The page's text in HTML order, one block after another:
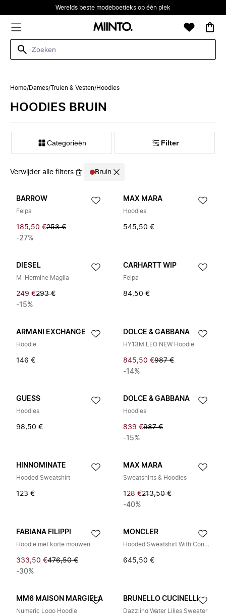
Werelds beste modeboetieks op één plek
Home/Dames/Truien & Vesten/Hoodies
HOODIES BRUIN
Categorieën Filter
Verwijder alle filters Bruin
BARROW
Felpa
185,50 €253 €
-27%
MAX MARA
Hoodies
545,50 €
DIESEL
M-Hermine Maglia
249 €293 €
-15%
CARHARTT WIP
Felpa
84,50 €
ARMANI EXCHANGE
Hoodie
146 €
DOLCE & GABBANA
HY13M LEO NEW Hoodie
845,50 €987 €
-14%
GUESS
Hoodies
98,50 €
DOLCE & GABBANA
Hoodies
839 €987 €
-15%
HINNOMINATE
Hooded Sweatshirt
123 €
MAX MARA
Sweatshirts & Hoodies
128 €213,50 €
-40%
FABIANA FILIPPI
Hoodie met korte mouwen
333,50 €476,50 €
-30%
MONCLER
Hooded Sweatshirt With Contrast Drawstrings
645,50 €
MM6 MAISON MARGIELA
Numeric Logo Hoodie
BRUNELLO CUCINELLI
Dazzling Water Lilies Sweater